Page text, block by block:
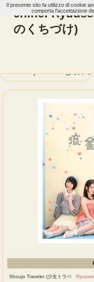
9nine:
のくちづけ)
Shoujo Traveler (少女トラ
Shoujo Traveler (少女トラベ
Il presente sito fa utilizzo di cookie
comporta l'accettazione